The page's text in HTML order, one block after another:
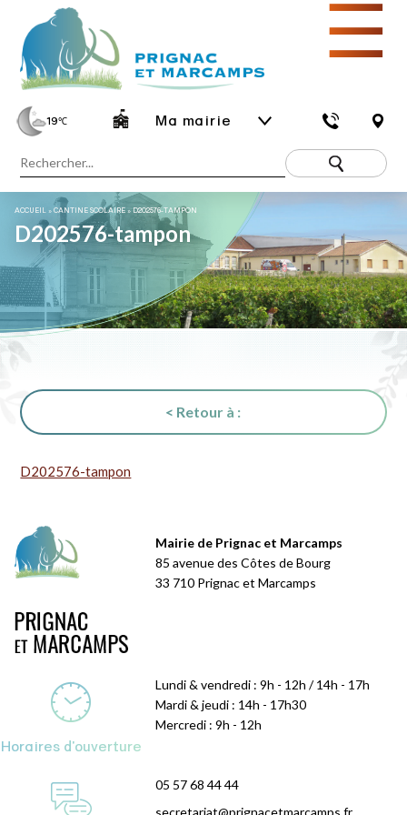
19℃ Ma mairie
☰
ACCUEIL »CANTINE SCOLAIRE» D202576-TAMPON
D202576-tampon
< Retour à :
D202576-tampon
Mairie de Prignac et Marcamps
85 avenue des Côtes de Bourg
33 710 Prignac et Marcamps
Horaires d'ouverture
Lundi & vendredi : 9h - 12h / 14h - 17h
Mardi & jeudi : 14h - 17h30
Mercredi : 9h - 12h
05 57 68 44 44